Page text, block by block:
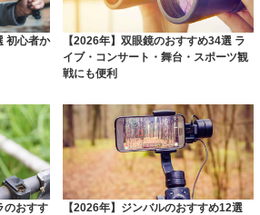
初心者か
【2026年】双眼鏡のおすすめ34選 ラ
イブ・コンサート・舞台・スポーツ観
戦にも便利
のおすす
【2026年】ジンバルのおすすめ12選